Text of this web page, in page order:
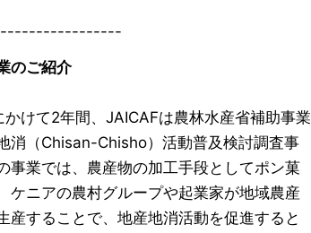
のご紹介
けて2年間、JAICAFは農林水産省補助事業
消（Chisan-Chisho）活動普及検討調査事
事業では、農産物の加工手段としてポン菓
ケニアの農村グループや起業家が地域農産
産することで、地産地消活動を促進すると